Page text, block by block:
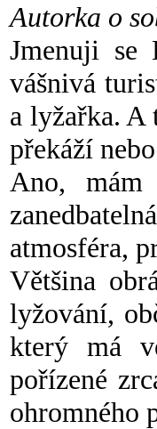
Autorka o
Jmenuji se
vášnivá
a lyžařka.
překáží
Ano,
atmosféra,
Většina
lyžování,
který má
pořízené
ohromného